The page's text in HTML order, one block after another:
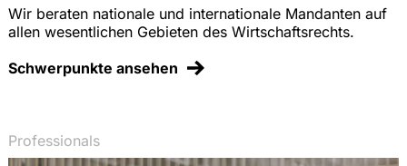
455 ff.
Wir beraten nationale und internationale Mandanten auf
allen wesentlichen Gebieten des Wirtschaftsrechts.
Schwerpunkte ansehen
Professionals